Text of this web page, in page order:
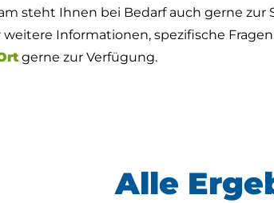
steht Ihnen bei Bedarf auch gerne zur
weitere Informationen, spezifische
gerne zur Verfügung.
Alle